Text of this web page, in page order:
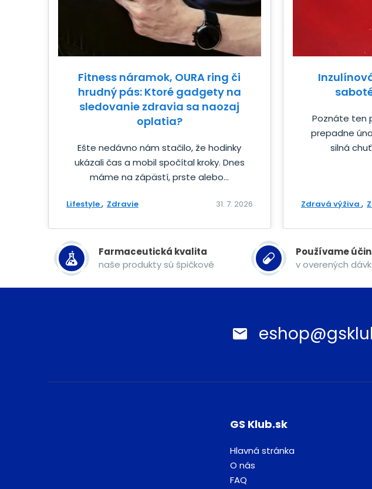
Fitness náramok, OURA ring či
hrudný pás: Ktoré gadgety na
sledovanie zdravia sa naozaj
oplatia?
Ešte nedávno nám stačilo, že hodinky
ukázali čas a mobil spočítal kroky. Dnes
máme na zápästí, prste alebo...
Lifestyle Zdravie 31. 7. 2026
Poznáte ten
prepadne
silná
Zdravá výživa
Farmaceutická kvalita
naše produkty sú špičkové
Používame
v overených
GS Klub.sk
Hlavná stránka
O nás
FAQ